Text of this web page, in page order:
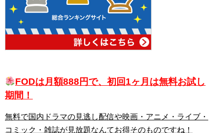
FODは月額888円で、初回1ヶ月は無料お試し
期間！
無料で国内ドラマの見逃し配信や映画・アニメ・ライブ・
コミック・雑誌が見放題なんてお得そのものですね！